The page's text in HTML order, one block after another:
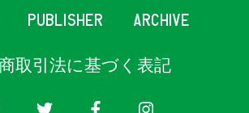
PUBLISHER ARCHIVE
取引法に基づく表記